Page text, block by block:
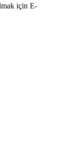
için E-